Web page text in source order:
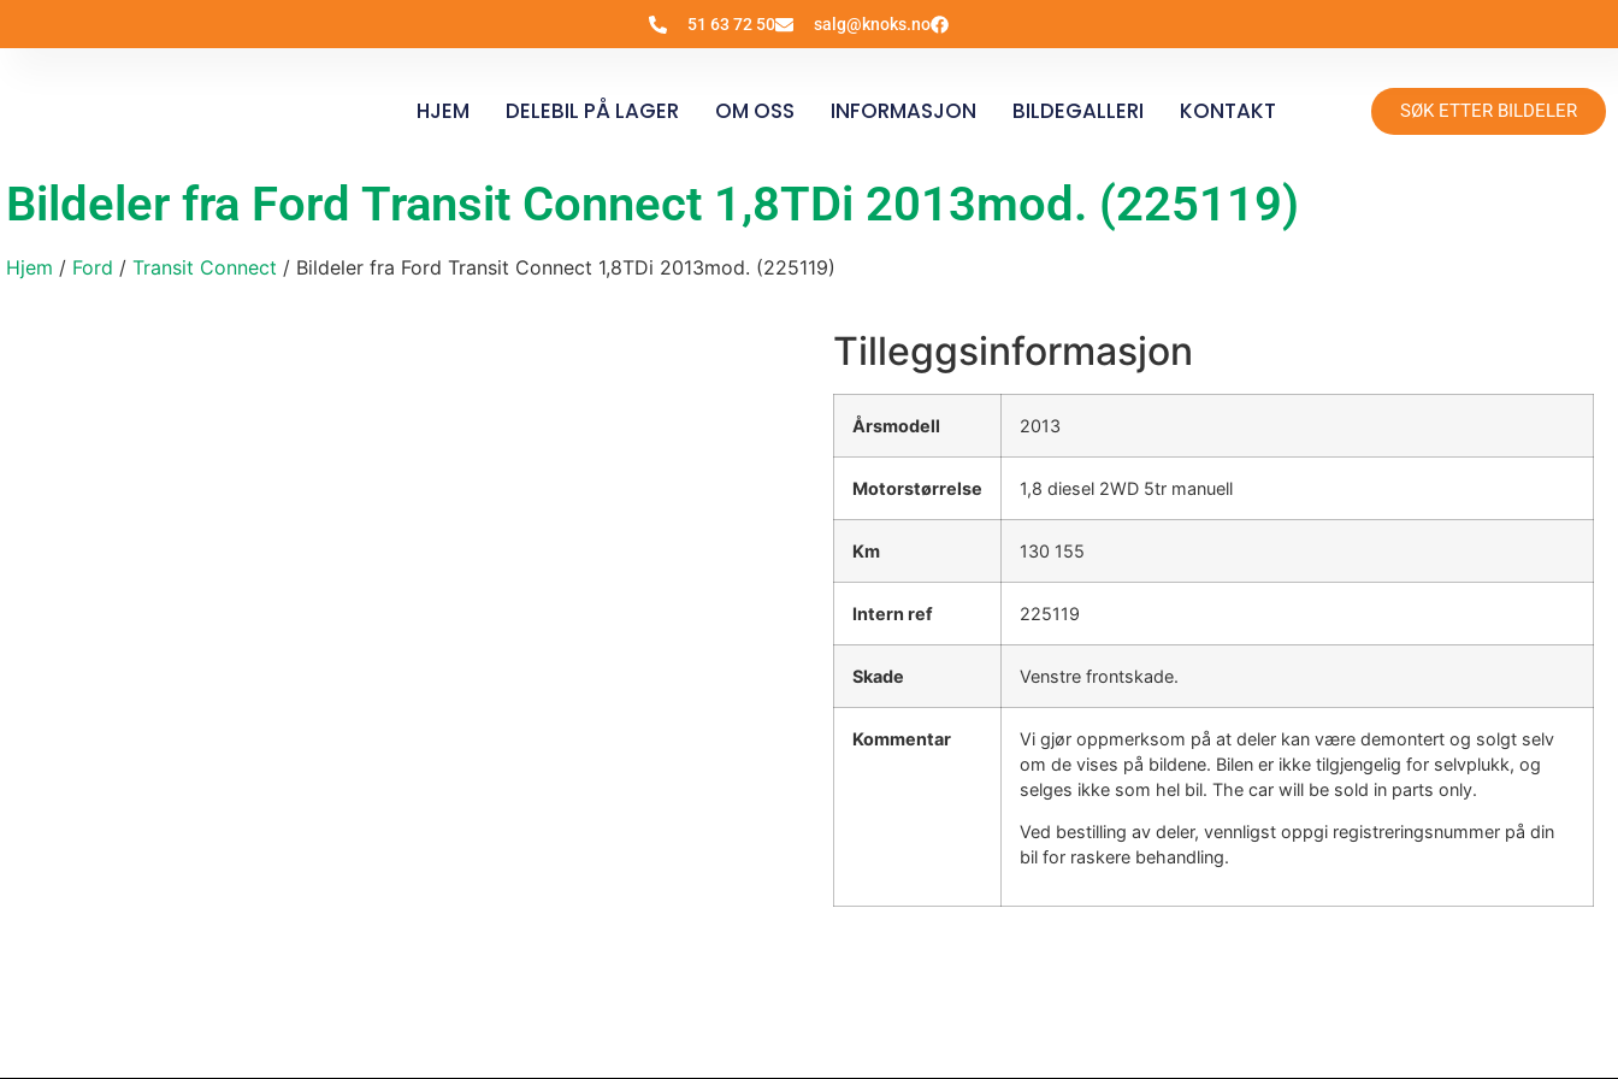
51 63 72 50 salg@knoks.no
HJEM DELEBIL PÅ LAGER OM OSS INFORMASJON BILDEGALLERI KONTAKT SØK ETTER BILDELER
Bildeler fra Ford Transit Connect 1,8TDi 2013mod. (225119)
Hjem / Ford / Transit Connect / Bildeler fra Ford Transit Connect 1,8TDi 2013mod. (225119)
Tilleggsinformasjon
Årsmodell 2013
Motorstørrelse 1,8 diesel 2WD 5tr manuell
Km 130 155
Intern ref 225119
Skade Venstre frontskade.
Kommentar
Vi gjør oppmerksom på at deler kan være demontert og solgt selv
om de vises på bildene. Bilen er ikke tilgjengelig for selvplukk, og
selges ikke som hel bil. The car will be sold in parts only.
Ved bestilling av deler, vennligst oppgi registreringsnummer på din
bil for raskere behandling.